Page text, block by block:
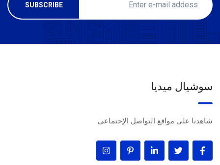
سوشيال ميديا
شاهدنا على مواقع التواصل الإجتماعى